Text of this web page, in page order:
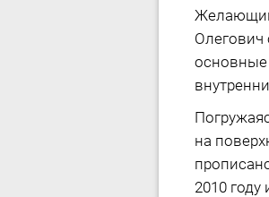
Желающим
Олегович
основные
на
2010